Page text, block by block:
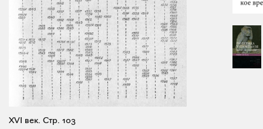
XVI век. Стр. 103